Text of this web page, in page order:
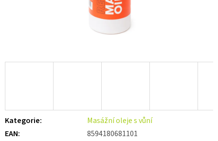
Kategorie:
Masážní oleje s vůní
EAN:
8594180681101